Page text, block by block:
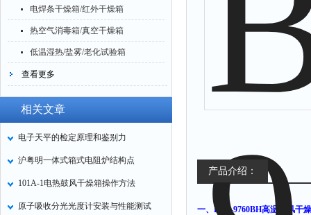
电焊条干燥箱/红外干燥箱
热空气消毒箱/真空干燥箱
低温湿热/盐雾/老化试验箱
查看更多
相关文章
电子天平的检定原理和鉴别力
沪粤明一体式箱式电阻炉结构点
101A-1电热鼓风干燥箱操作方法
原子吸收分光光度计安装与性能测试
产品介绍：
一、 BPG-9760BH高温鼓风干